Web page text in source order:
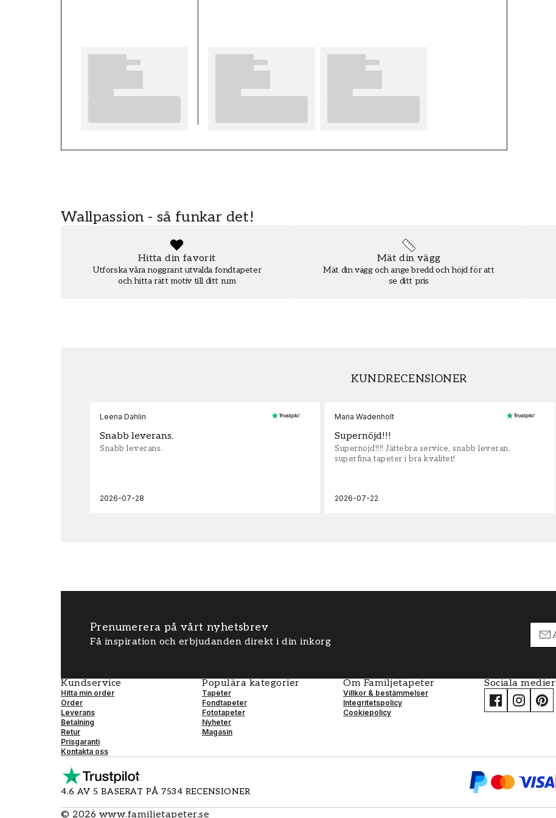
Wallpassion - så funkar det!
Hitta din favorit
Utforska våra noggrant utvalda fondtapeter
och hitta rätt motiv till ditt rum
Mät din vägg
Mät din vägg och ange bredd och höjd för att
se ditt pris
KUNDRECENSIONER
Leena Dahlin
Snabb leverans.
Snabb leverans.
2026-07-28
Maria Wadenholt
Supernöjd!!!
Supernöjd!!!! Jättebra service, snabb leveran,
superfina tapeter i bra kvalitet!
2026-07-22
Prenumerera på vårt nyhetsbrev
Få inspiration och erbjudanden direkt i din inkorg
Kundservice
Hitta min order
Order
Leverans
Betalning
Retur
Prisgaranti
Kontakta oss
Populära kategorier
Tapeter
Fondtapeter
Fototapeter
Nyheter
Magasin
Om Familjetapeter
Villkor & bestämmelser
Integritetspolicy
Cookiepolicy
Sociala medier
4.6 AV 5 BASERAT PÅ 7534 RECENSIONER
© 2026 www.familjetapeter.se